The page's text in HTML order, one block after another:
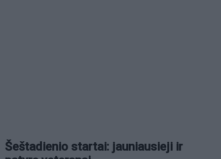
Šeštadienio startai: jauniausieji ir